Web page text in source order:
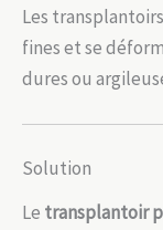
Les
fines et se
dures ou
Solution
Le transplantoir